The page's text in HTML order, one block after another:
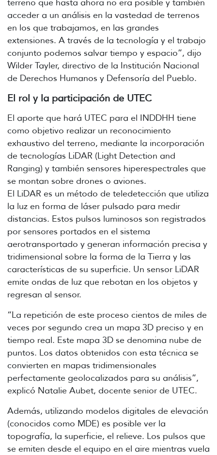
terreno que hasta ahora no era posible y también
acceder a un análisis en la vastedad de terrenos
en los que trabajamos, en las grandes
extensiones. A través de la tecnología y el trabajo
conjunto podemos salvar tiempo y espacio”, dijo
Wilder Tayler, directivo de la Institución Nacional
de Derechos Humanos y Defensoría del Pueblo.
El rol y la participación de UTEC
El aporte que hará UTEC para el INDDHH tiene
como objetivo realizar un reconocimiento
exhaustivo del terreno, mediante la incorporación
de tecnologías LiDAR (Light Detection and
Ranging) y también sensores hiperespectrales que
se montan sobre drones o aviones.
El LiDAR es un método de teledetección que utiliza
la luz en forma de láser pulsado para medir
distancias. Estos pulsos luminosos son registrados
por sensores portados en el sistema
aerotransportado y generan información precisa y
tridimensional sobre la forma de la Tierra y las
características de su superficie. Un sensor LiDAR
emite ondas de luz que rebotan en los objetos y
regresan al sensor.
“La repetición de este proceso cientos de miles de
veces por segundo crea un mapa 3D preciso y en
tiempo real. Este mapa 3D se denomina nube de
puntos. Los datos obtenidos con esta técnica se
convierten en mapas tridimensionales
perfectamente geolocalizados para su análisis”,
explicó Natalie Aubet, docente senior de UTEC.
Además, utilizando modelos digitales de elevación
(conocidos como MDE) es posible ver la
topografía, la superficie, el relieve. Los pulsos que
se emiten desde el equipo en el aire mientras vuela